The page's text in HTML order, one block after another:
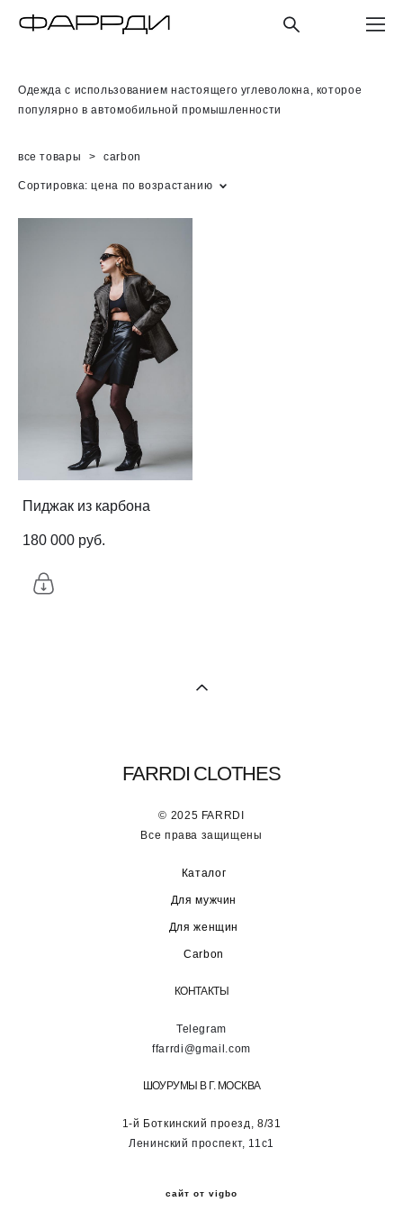
Одежда с использованием настоящего углеволокна, которое
популярно в автомобильной промышленности
все товары > carbon
Сортировка: цена по возрастанию
Пиджак из карбона
180 000 pуб.
FARRDI CLOTHES
© 2025 FARRDI
Все права защищены
Каталог
Для мужчин
Для женщин
Carbon
КОНТАКТЫ
Telegram
ffarrdi@gmail.com
ШОУРУМЫ В Г. МОСКВА
1-й Боткинский проезд, 8/31
Ленинский проспект, 11с1
сайт от vigbo